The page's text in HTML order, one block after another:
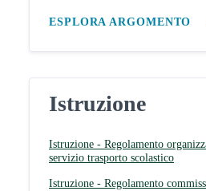
ESPLORA ARGOMENTO
Istruzione
Istruzione - Regolamento
servizio trasporto scolastico
Istruzione - Regolamento